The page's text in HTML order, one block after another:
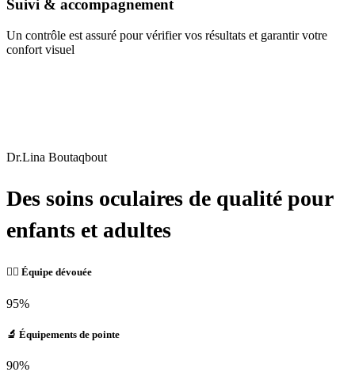
Suivi & accompagnement
Un contrôle est assuré pour vérifier vos résultats et garantir votre
confort visuel
Dr.Lina Boutaqbout
Des soins oculaires de qualité pour
enfants et adultes
👩‍⚕️ Équipe dévouée
95%
🔬 Équipements de pointe
90%